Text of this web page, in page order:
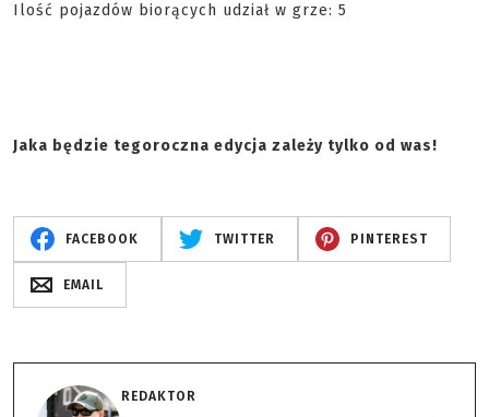
Ilość pojazdów biorących udział w grze: 5
Jaka będzie tegoroczna edycja zależy tylko od was!
FACEBOOK TWITTER PINTEREST
EMAIL
REDAKTOR